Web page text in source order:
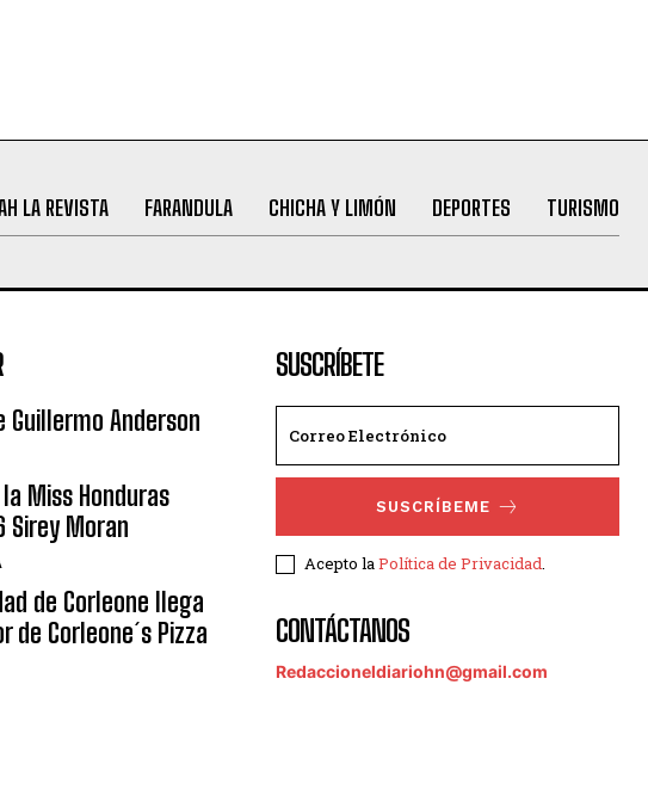
LA REVISTA FARANDULA CHICHA Y LIMÓN DEPORTES TURISMO
Guillermo Anderson
Miss Honduras
Sirey Moran
de Corleone llega
de Corleone´s Pizza
SUSCRÍBETE
SUSCRÍBEME
Acepto laPolítica de Privacidad.
CONTÁCTANOS
Redaccioneldiariohn@gmail.com